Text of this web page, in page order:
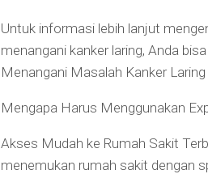
Untuk informasi lebih lanjut
menangani kanker laring, Anda
Menangani Masalah Kanker
Mengapa Harus Menggunakan
Akses Mudah ke Rumah Sakit
menemukan rumah sakit dengan